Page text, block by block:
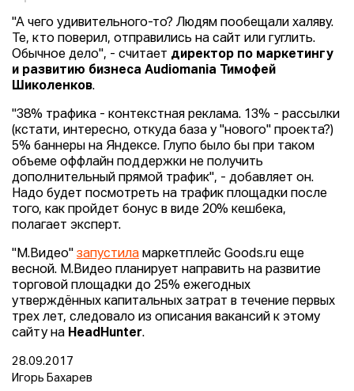
"А чего удивительного-то? Людям пообещали халяву.
Те, кто поверил, отправились на сайт или гуглить.
Обычное дело", - считает директор по маркетингу
и развитию бизнеса Audiomania Тимофей
Шиколенков.
"38% трафика - контекстная реклама. 13% - рассылки
(кстати, интересно, откуда база у "нового" проекта?)
5% баннеры на Яндексе. Глупо было бы при таком
объеме оффлайн поддержки не получить
дополнительный прямой трафик", - добавляет он.
Надо будет посмотреть на трафик площадки после
того, как пройдет бонус в виде 20% кешбека,
полагает эксперт.
"М.Видео" запустила маркетплейс Goods.ru еще
весной. М.Видео планирует направить на развитие
торговой площадки до 25% ежегодных
утверждённых капитальных затрат в течение первых
трех лет, следовало из описания вакансий к этому
сайту на HeadHunter.
28.09.2017
Игорь Бахарев